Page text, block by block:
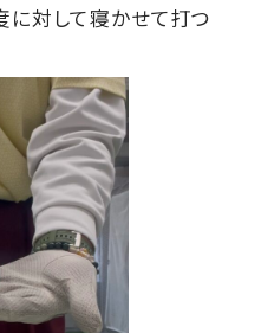
に対して寝かせて打つ